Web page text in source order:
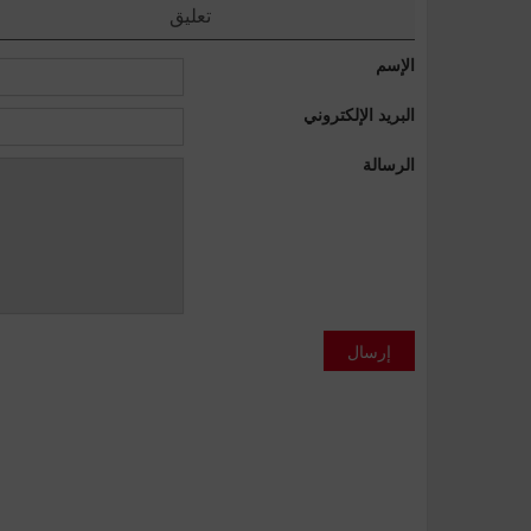
تعليق
الإسم
البريد الإلكتروني
الرسالة
إرسال